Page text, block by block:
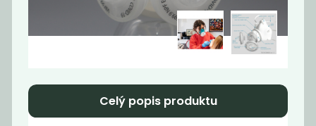
Deodorant bez
229
Momentálně
nedostupné
Vratná záloha
30
Celý popis produktu